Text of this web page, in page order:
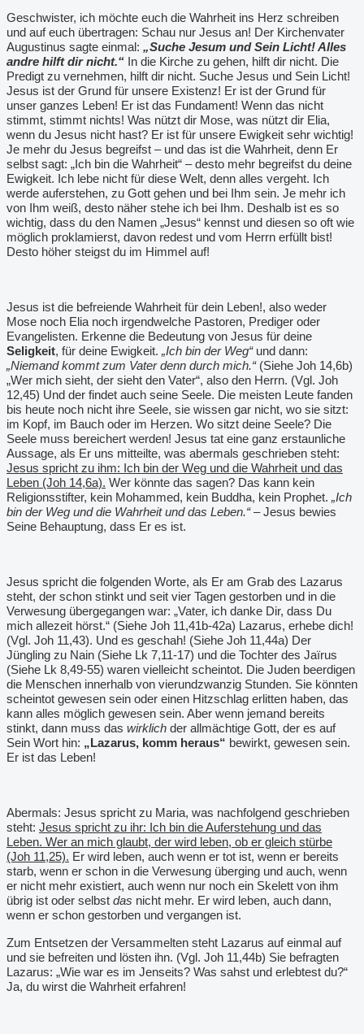
Geschwister, ich möchte euch die Wahrheit ins Herz schreiben
und auf euch übertragen: Schau nur Jesus an! Der Kirchenvater
Augustinus sagte einmal: „Suche Jesum und Sein Licht! Alles
andre hilft dir nicht.“ In die Kirche zu gehen, hilft dir nicht. Die
Predigt zu vernehmen, hilft dir nicht. Suche Jesus und Sein Licht!
Jesus ist der Grund für unsere Existenz! Er ist der Grund für
unser ganzes Leben! Er ist das Fundament! Wenn das nicht
stimmt, stimmt nichts! Was nützt dir Mose, was nützt dir Elia,
wenn du Jesus nicht hast? Er ist für unsere Ewigkeit sehr wichtig!
Je mehr du Jesus begreifst – und das ist die Wahrheit, denn Er
selbst sagt: „Ich bin die Wahrheit“ – desto mehr begreifst du deine
Ewigkeit. Ich lebe nicht für diese Welt, denn alles vergeht. Ich
werde auferstehen, zu Gott gehen und bei Ihm sein. Je mehr ich
von Ihm weiß, desto näher stehe ich bei Ihm. Deshalb ist es so
wichtig, dass du den Namen „Jesus“ kennst und diesen so oft wie
möglich proklamierst, davon redest und vom Herrn erfüllt bist!
Desto höher steigst du im Himmel auf!
Jesus ist die befreiende Wahrheit für dein Leben!, also weder
Mose noch Elia noch irgendwelche Pastoren, Prediger oder
Evangelisten. Erkenne die Bedeutung von Jesus für deine
Seligkeit, für deine Ewigkeit. „Ich bin der Weg“und dann:
„Niemand kommt zum Vater denn durch mich.“(Siehe Joh 14,6b)
„Wer mich sieht, der sieht den Vater“, also den Herrn. (Vgl. Joh
12,45) Und der findet auch seine Seele. Die meisten Leute fanden
bis heute noch nicht ihre Seele, sie wissen gar nicht, wo sie sitzt:
im Kopf, im Bauch oder im Herzen. Wo sitzt deine Seele? Die
Seele muss bereichert werden! Jesus tat eine ganz erstaunliche
Aussage, als Er uns mitteilte, was abermals geschrieben steht:
Jesus spricht zu ihm: Ich bin der Weg und die Wahrheit und das
Leben (Joh 14,6a). Wer könnte das sagen? Das kann kein
Religionsstifter, kein Mohammed, kein Buddha, kein Prophet. „Ich
bin der Weg und die Wahrheit und das Leben.“– Jesus bewies
Seine Behauptung, dass Er es ist.
Jesus spricht die folgenden Worte, als Er am Grab des Lazarus
steht, der schon stinkt und seit vier Tagen gestorben und in die
Verwesung übergegangen war: „Vater, ich danke Dir, dass Du
mich allezeit hörst.“ (Siehe Joh 11,41b-42a) Lazarus, erhebe dich!
(Vgl. Joh 11,43). Und es geschah! (Siehe Joh 11,44a) Der
Jüngling zu Nain (Siehe Lk 7,11-17) und die Tochter des Jaïrus
(Siehe Lk 8,49-55) waren vielleicht scheintot. Die Juden beerdigen
die Menschen innerhalb von vierundzwanzig Stunden. Sie könnten
scheintot gewesen sein oder einen Hitzschlag erlitten haben, das
kann alles möglich gewesen sein. Aber wenn jemand bereits
stinkt, dann muss das wirklich der allmächtige Gott, der es auf
Sein Wort hin: „Lazarus, komm heraus“ bewirkt, gewesen sein.
Er ist das Leben!
Abermals: Jesus spricht zu Maria, was nachfolgend geschrieben
steht: Jesus spricht zu ihr: Ich bin die Auferstehung und das
Leben. Wer an mich glaubt, der wird leben, ob er gleich stürbe
(Joh 11,25). Er wird leben, auch wenn er tot ist, wenn er bereits
starb, wenn er schon in die Verwesung überging und auch, wenn
er nicht mehr existiert, auch wenn nur noch ein Skelett von ihm
übrig ist oder selbst das nicht mehr. Er wird leben, auch dann,
wenn er schon gestorben und vergangen ist.
Zum Entsetzen der Versammelten steht Lazarus auf einmal auf
und sie befreiten und lösten ihn. (Vgl. Joh 11,44b) Sie befragten
Lazarus: „Wie war es im Jenseits? Was sahst und erlebtest du?“
Ja, du wirst die Wahrheit erfahren!